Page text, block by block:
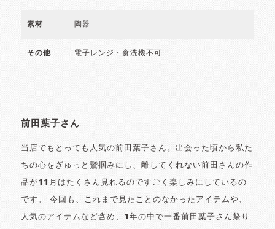
素材 陶器
その他 電子レンジ・食洗機不可
前田葉子さん
当店でもとっても人気の前田葉子さん。出会った頃から私た
ちの心をぎゅっと鷲掴みにし、離してくれない前田さんの作
品が11月はたくさん見れるのですごく楽しみにしているの
です。 今回も、これまで見たことのなかったアイテムや、
人気のアイテムなど含め、1年の中で一番前田葉子さん祭り